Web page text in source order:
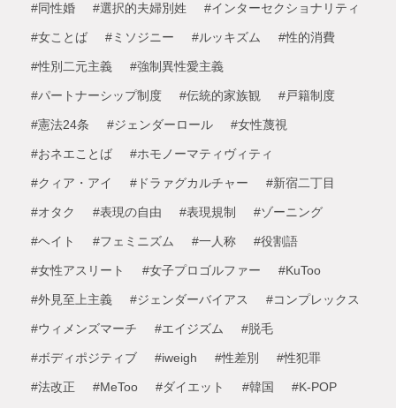
#同性婚 #選択的夫婦別姓 #インターセクショナリティ
#女ことば #ミソジニー #ルッキズム #性的消費
#性別二元主義 #強制異性愛主義
#パートナーシップ制度 #伝統的家族観 #戸籍制度
#憲法24条 #ジェンダーロール #女性蔑視
#おネエことば #ホモノーマティヴィティ
#クィア・アイ #ドラァグカルチャー #新宿二丁目
#オタク #表現の自由 #表現規制 #ゾーニング
#ヘイト #フェミニズム #一人称 #役割語
#女性アスリート #女子プロゴルファー #KuToo
#外見至上主義 #ジェンダーバイアス #コンプレックス
#ウィメンズマーチ #エイジズム #脱毛
#ボディポジティブ #iweigh #性差別 #性犯罪
#法改正 #MeToo #ダイエット #韓国 #K-POP